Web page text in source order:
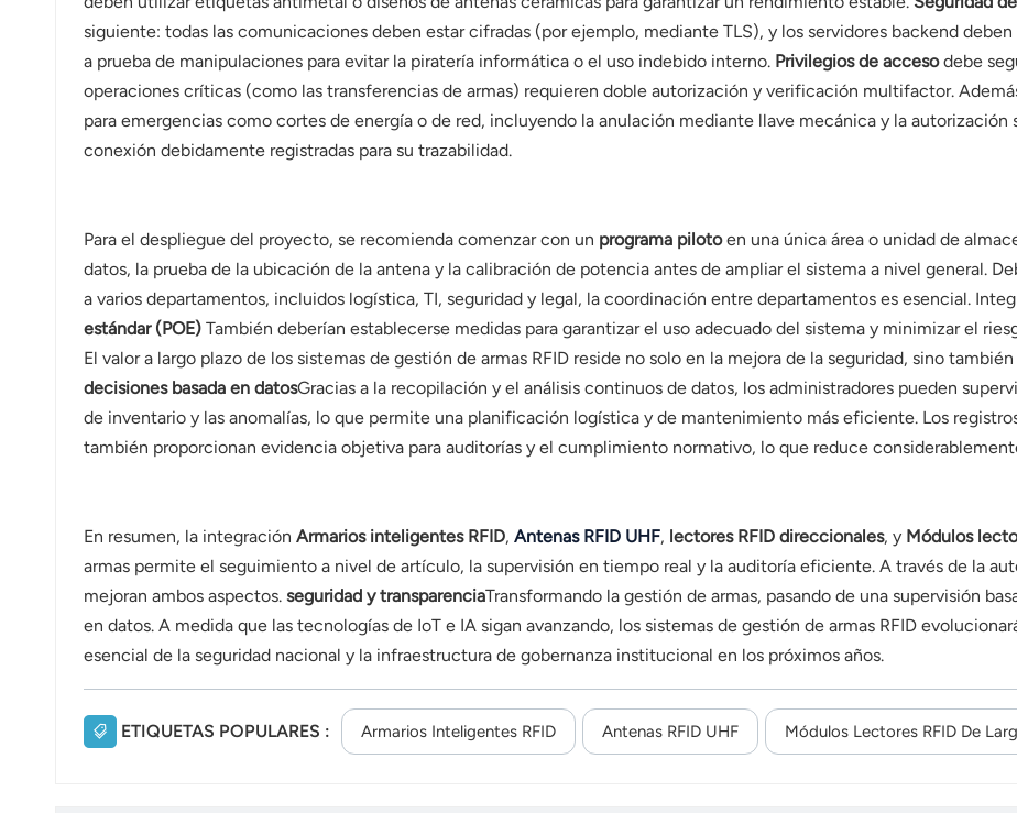
siguiente: todas las comunicaciones deben estar cifradas (por ejemplo, mediante TLS), y los servidores backend
a prueba de manipulaciones para evitar la piratería informática o el uso indebido interno. Privilegios de accesodebe
operaciones críticas (como las transferencias de armas) requieren doble autorización y verificación multifactor.
para emergencias como cortes de energía o de red, incluyendo la anulación mediante llave mecánica y la autorización
conexión debidamente registradas para su trazabilidad.
Para el despliegue del proyecto, se recomienda comenzar con un programa pilotoen una única área o unidad de
datos, la prueba de la ubicación de la antena y la calibración de potencia antes de ampliar el sistema a nivel general.
a varios departamentos, incluidos logística, TI, seguridad y legal, la coordinación entre departamentos es esencial.
estándar (POE)También deberían establecerse medidas para garantizar el uso adecuado del sistema y minimizar el
El valor a largo plazo de los sistemas de gestión de armas RFID reside no solo en la mejora de la seguridad, sino
decisiones basada en datosGracias a la recopilación y el análisis continuos de datos, los administradores pueden
de inventario y las anomalías, lo que permite una planificación logística y de mantenimiento más eficiente. Los
también proporcionan evidencia objetiva para auditorías y el cumplimiento normativo, lo que reduce
En resumen, la integración Armarios inteligentes RFID, Antenas RFID UHF, lectores RFID direccionales, y Módulos
armas permite el seguimiento a nivel de artículo, la supervisión en tiempo real y la auditoría eficiente. A través de la
mejoran ambos aspectos. seguridad y transparenciaTransformando la gestión de armas, pasando de una supervisión
en datos. A medida que las tecnologías de IoT e IA sigan avanzando, los sistemas de gestión de armas RFID
esencial de la seguridad nacional y la infraestructura de gobernanza institucional en los próximos años.
ETIQUETAS POPULARES : Armarios Inteligentes RFID Antenas RFID UHF Módulos Lectores RFID De